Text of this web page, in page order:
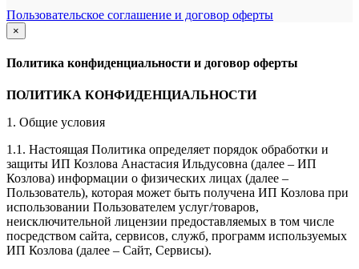
Пользовательское соглашение и договор оферты
×
закрыть
Политика конфиденциальности и договор оферты
ПОЛИТИКА КОНФИДЕНЦИАЛЬНОСТИ
1. Общие условия
1.1. Настоящая Политика определяет порядок обработки и
защиты ИП Козлова Анастасия Ильдусовна (далее – ИП
Козлова) информации о физических лицах (далее –
Пользователь), которая может быть получена ИП Козлова при
использовании Пользователем услуг/товаров,
неисключительной лицензии предоставляемых в том числе
посредством сайта, сервисов, служб, программ используемых
ИП Козлова (далее – Сайт, Сервисы).